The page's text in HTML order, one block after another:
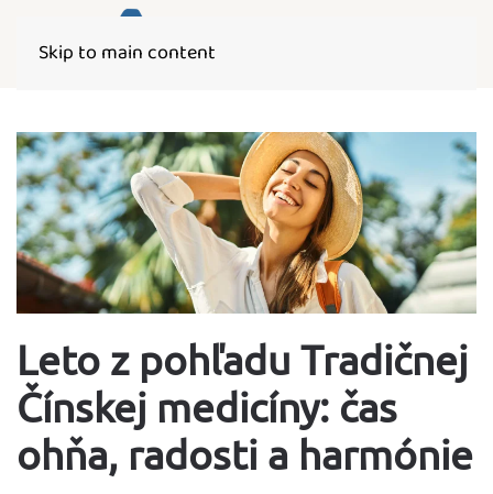
Skip to main content
Leto z pohľadu Tradičnej
Čínskej medicíny: čas
ohňa, radosti a harmónie